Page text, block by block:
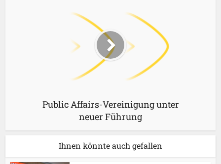
Public Affairs-Vereinigung unter
neuer Führung
Ihnen könnte auch gefallen